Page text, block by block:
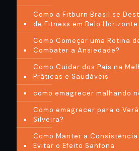
Como a Fitburn Brasil se
de Fitness em Belo Horizonte
Como Começar uma Rotina
Combater a Ansiedade?
Como Cuidar dos Pais na
Práticas e Saudáveis
como emagrecer malhando
Como emagrecer para o
Silveira?
Como Manter a Consistência
Evitar o Efeito Sanfona